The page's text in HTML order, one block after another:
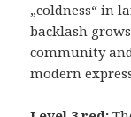
„coldness“ in
backlash
community
modern